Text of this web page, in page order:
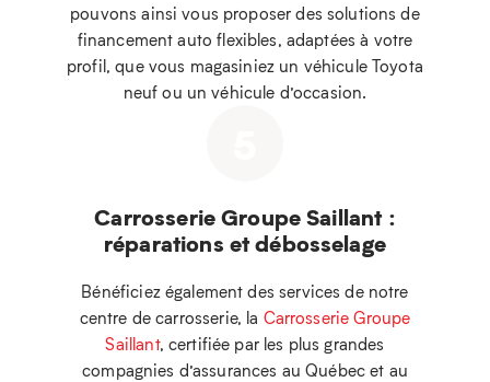
pouvons ainsi vous proposer des solutions de
financement auto flexibles, adaptées à votre
profil, que vous magasiniez un véhicule Toyota
neuf ou un véhicule d’occasion.
Carrosserie Groupe Saillant :
réparations et débosselage
Bénéficiez également des services de notre
centre de carrosserie, la Carrosserie Groupe
Saillant, certifiée par les plus grandes
compagnies d’assurances au Québec et au